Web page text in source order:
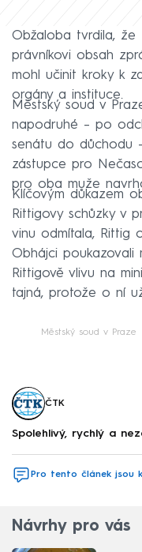
Obžaloba tvrdila, že
právníkovi obsah
mohl učinit kroky k
orgány a instituce.
Městský soud v
napodruhé – po
senátu do důchodu
zástupce pro
pro oba muže
Klíčovým důkazem
Rittigovy schůzky v
vinu odmítala, Rittig
Obhájci
Rittigově vlivu na
tajná, protože o ní
Městský soud v Praze
ČTK
Spolehlivý, rychlý a
Pro tento článek jsou
Návrhy pro vás